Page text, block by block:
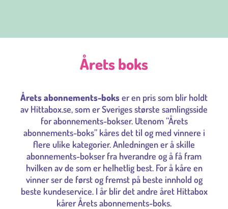
Årets boks
Årets abonnements-bokser en pris som blir holdt
av Hittabox.se, som er Sveriges største samlingsside
for abonnements-bokser. Utenom ”Årets
abonnements-boks” kåres det til og med vinnere i
flere ulike kategorier. Anledningen er å skille
abonnements-bokser fra hverandre og å få fram
hvilken av de som er helhetlig best. For å kåre en
vinner ser de først og fremst på beste innhold og
beste kundeservice. I år blir det andre året Hittabox
kårer Årets abonnements-boks.